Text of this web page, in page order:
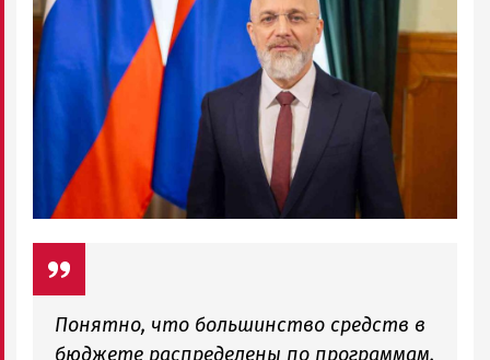
Понятно, что большинство средств в
бюджете распределены по программам,